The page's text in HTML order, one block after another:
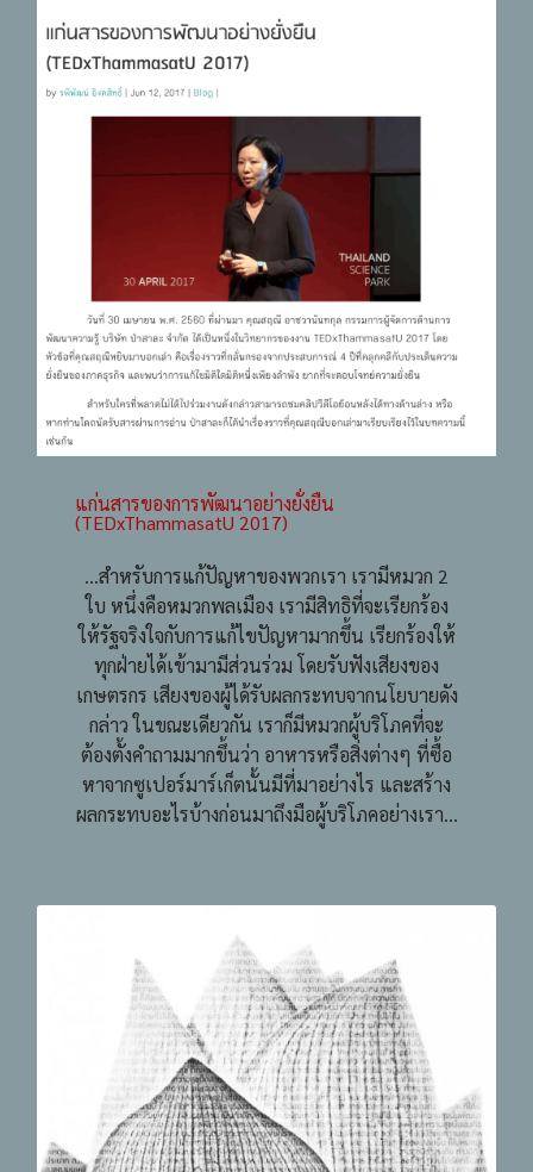
แก่นสารของการพัฒนาอย่างยั่งยืน
(TEDxThammasatU 2017)
…สำหรับการแก้ปัญหาของพวกเรา เรามีหมวก 2
ใบ หนึ่งคือหมวกพลเมือง เรามีสิทธิที่จะเรียกร้อง
ให้รัฐจริงใจกับการแก้ไขปัญหามากขึ้น เรียกร้องให้
ทุกฝ่ายได้เข้ามามีส่วนร่วม โดยรับฟังเสียงของ
เกษตรกร เสียงของผู้ได้รับผลกระทบจากนโยบายดัง
กล่าว ในขณะเดียวกัน เราก็มีหมวกผู้บริโภคที่จะ
ต้องตั้งคำถามมากขึ้นว่า อาหารหรือสิ่งต่างๆ ที่ซื้อ
หาจากซูเปอร์มาร์เก็ตนั้นมีที่มาอย่างไร และสร้าง
ผลกระทบอะไรบ้างก่อนมาถึงมือผู้บริโภคอย่างเรา...